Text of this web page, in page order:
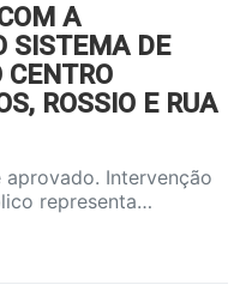
A
SISTEMA DE
ROSSIO E RUA
Intervenção
representa…